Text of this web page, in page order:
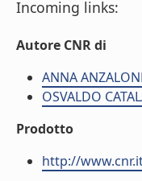
Incoming links:
Autore CNR di
ANNA
OSVALDO
Prodotto
http://